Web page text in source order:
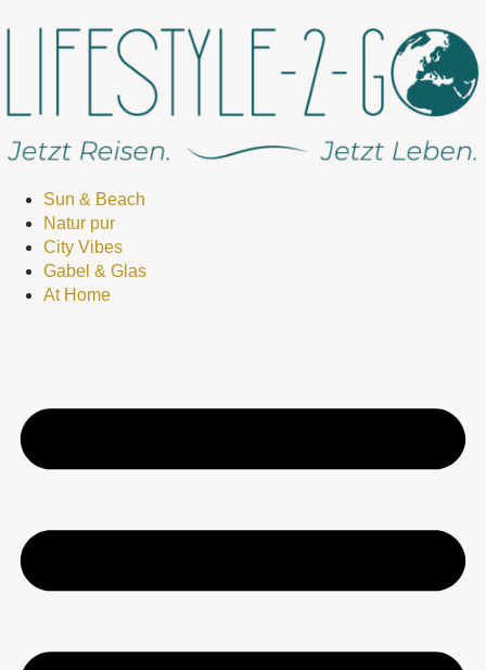
Sun & Beach
Natur pur
City Vibes
Gabel & Glas
At Home